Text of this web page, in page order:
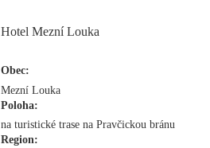
Hotel Mezní Louka
Obec:
Mezní Louka
Poloha:
na turistické trase na Pravčickou bránu
Region: